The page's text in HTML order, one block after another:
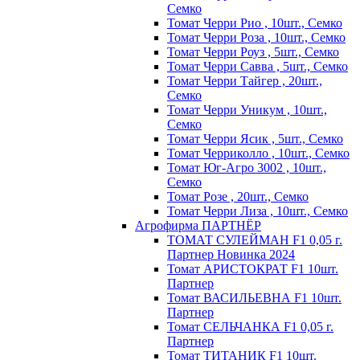
Семко
Томат Черри Рио , 10шт., Семко
Томат Черри Роза , 10шт., Семко
Томат Черри Роуз , 5шт., Семко
Томат Черри Савва , 5шт., Семко
Томат Черри Тайгер , 20шт.,
Семко
Томат Черри Уникум , 10шт.,
Семко
Томат Черри Ясик , 5шт., Семко
Томат Черриколло , 10шт., Семко
Томат Юг-Агро 3002 , 10шт.,
Семко
Томат Розе , 20шт., Семко
Томат Черри Лиза , 10шт., Семко
Агрофирма ПАРТНЁР
ТОМАТ СУЛЕЙМАН F1 0,05 г.
Партнер Новинка 2024
Томат АРИСТОКРАТ F1 10шт.
Партнер
Томат ВАСИЛЬЕВНА F1 10шт.
Партнер
Томат СЕЛЬЧАНКА F1 0,05 г.
Партнер
Томат ТИТАНИК F1 10шт.